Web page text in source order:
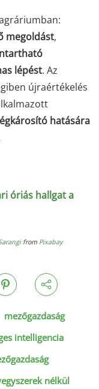
megoldást,
lépést. Az
újraértékelés
hatására
óriás hallgat a
from Pixabay
mezőgazdaság
intelligencia
nélkül